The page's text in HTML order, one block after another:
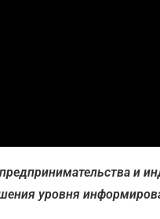
и
уровня